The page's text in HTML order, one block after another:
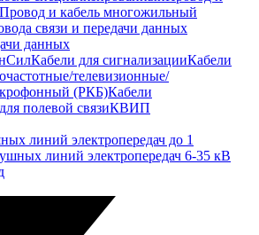
Провод и кабель многожильный
связи и передачи данных
данных
Кабели для сигнализацииКабели
телевизионные/
(РКБ)Кабели
полевой связиКВИП
линий электропередач до 1
линий электропередач 6-35 кВ